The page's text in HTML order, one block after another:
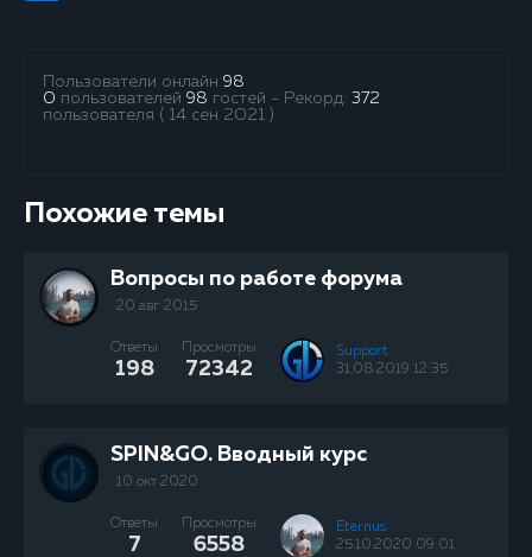
Пользователи онлайн 98
0 пользователей 98 гостей - Рекорд: 372
пользователя ( 14 сен 2021 )
Похожие темы
Вопросы по работе форума
20 авг 2015
Ответы
198
Просмотры
72342
Support
31.08.2019 12:35
SPIN&GO. Вводный курс
10 окт 2020
Ответы
7
Просмотры
6558
Eternus
25.10.2020 09:01